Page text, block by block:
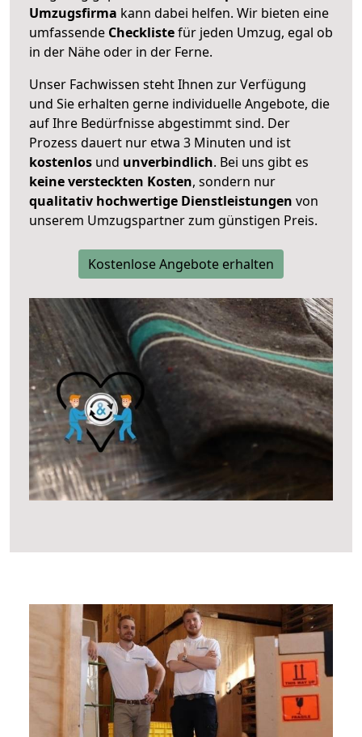
Umzugsfirma kann dabei helfen. Wir bieten eine
umfassende Checklistefür jeden Umzug, egal ob
in der Nähe oder in der Ferne.
Unser Fachwissen steht Ihnen zur Verfügung
und Sie erhalten gerne individuelle Angebote, die
auf Ihre Bedürfnisse abgestimmt sind. Der
Prozess dauert nur etwa 3 Minuten und ist
kostenlos und unverbindlich. Bei uns gibt es
keine versteckten Kosten, sondern nur
qualitativ hochwertige Dienstleistungen von
unserem Umzugspartner zum günstigen Preis.
Kostenlose Angebote erhalten